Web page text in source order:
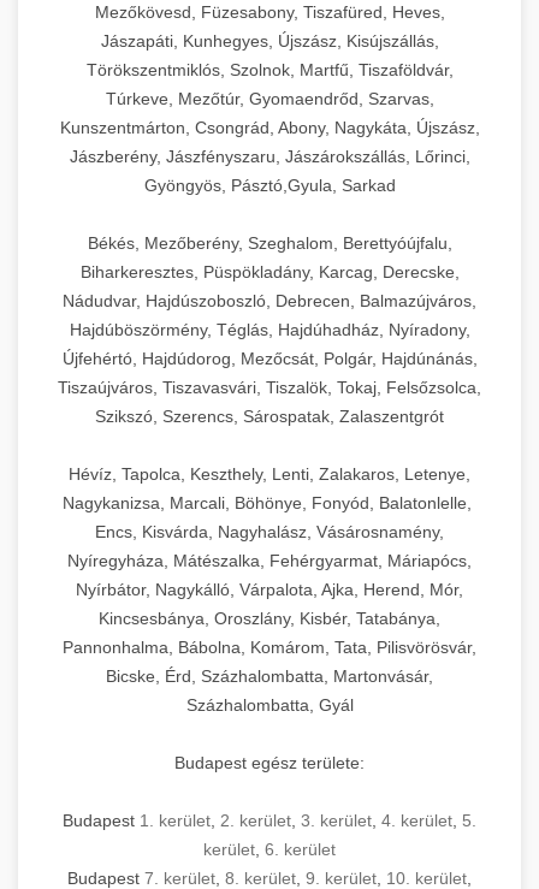
Mezőkövesd, Füzesabony, Tiszafüred, Heves,
Jászapáti, Kunhegyes, Újszász, Kisújszállás,
Törökszentmiklós, Szolnok, Martfű, Tiszaföldvár,
Túrkeve, Mezőtúr, Gyomaendrőd, Szarvas,
Kunszentmárton, Csongrád, Abony, Nagykáta, Újszász,
Jászberény, Jászfényszaru, Jászárokszállás, Lőrinci,
Gyöngyös, Pásztó,Gyula, Sarkad
Békés, Mezőberény, Szeghalom, Berettyóújfalu,
Biharkeresztes, Püspökladány, Karcag, Derecske,
Nádudvar, Hajdúszoboszló, Debrecen, Balmazújváros,
Hajdúböszörmény, Téglás, Hajdúhadház, Nyíradony,
Újfehértó, Hajdúdorog, Mezőcsát, Polgár, Hajdúnánás,
Tiszaújváros, Tiszavasvári, Tiszalök, Tokaj, Felsőzsolca,
Szikszó, Szerencs, Sárospatak, Zalaszentgrót
Hévíz, Tapolca, Keszthely, Lenti, Zalakaros, Letenye,
Nagykanizsa, Marcali, Böhönye, Fonyód, Balatonlelle,
Encs, Kisvárda, Nagyhalász, Vásárosnamény,
Nyíregyháza, Mátészalka, Fehérgyarmat, Máriapócs,
Nyírbátor, Nagykálló, Várpalota, Ajka, Herend, Mór,
Kincsesbánya, Oroszlány, Kisbér, Tatabánya,
Pannonhalma, Bábolna, Komárom, Tata, Pilisvörösvár,
Bicske, Érd, Százhalombatta, Martonvásár,
Százhalombatta, Gyál
Budapest egész területe:
Budapest 1. kerület 2. kerület 3. kerület 4. kerület 5.
kerület 6. kerület
Budapest 7. kerület 8. kerület 9. kerület 10. kerület